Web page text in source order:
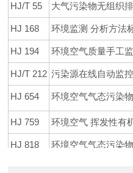
HJ/T 55
大气污染物无组织
HJ 168 环境监测 分析方法
HJ 194 环境空气质量手工
HJ/T 212 污染源在线自动监
HJ 654 环境空气气态污染
HJ 759 环境空气 挥发性有
HJ 818 环境空气气态污染